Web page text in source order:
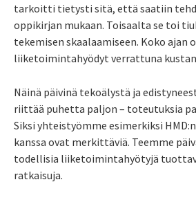
tarkoitti tietysti sitä, että saatiin
oppikirjan mukaan. Toisaalta se toi
tekemisen skaalaamiseen. Koko ajan
liiketoimintahyödyt verrattuna
Näinä päivinä tekoälystä ja
riittää puhetta paljon – toteutuksia
Siksi yhteistyömme esimerkiksi
kanssa ovat merkittäviä. Teemme
todellisia liiketoimintahyötyjä
ratkaisuja.